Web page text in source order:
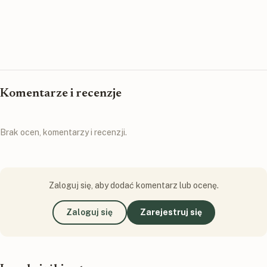
Komentarze i recenzje
Brak ocen, komentarzy i recenzji.
Zaloguj się, aby dodać komentarz lub ocenę.
Zaloguj się Zarejestruj się